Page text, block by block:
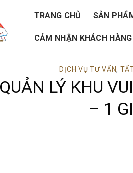
TRANG CHỦ SẢN
CẢM NHẬN KHÁCH
DỊCH VỤ TƯ VẤN,
QUẢN LÝ KHU
– 1